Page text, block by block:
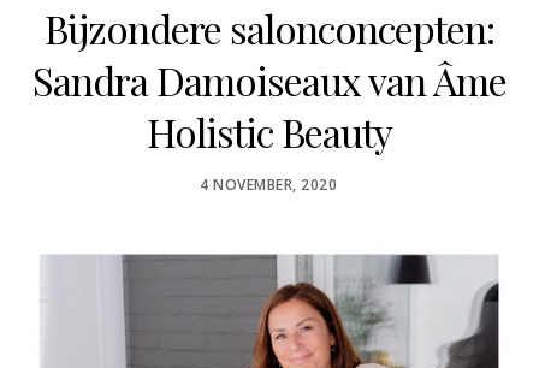
Bijzondere salonconcepten:
Sandra Damoiseaux van Âme
Holistic Beauty
POSTED
4 NOVEMBER, 2020